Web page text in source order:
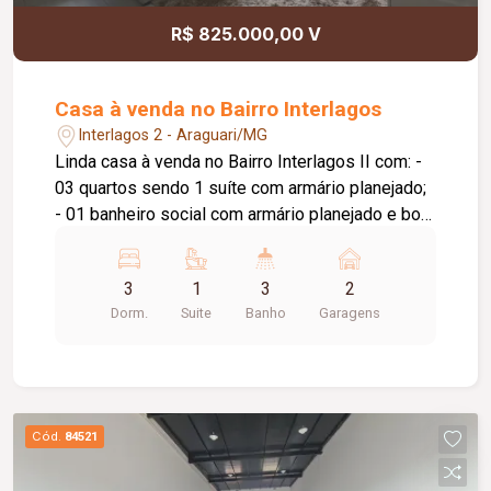
R$ 825.000,00 V
Casa à venda no Bairro Interlagos
Interlagos 2 - Araguari/MG
Linda casa à venda no Bairro Interlagos II com: -
03 quartos sendo 1 suíte com armário planejado;
- 01 banheiro social com armário planejado e box
jantar; - 01 área de luz; - 01 cozinha planejada; -
01 área gourmet com churrasqueira, bancada, pia
e lavabo; - 01 lavanderia; - 01 despensa; - jardim;
3
Dorm.
1
Suite
3
Banho
2
Garagens
Cód. 84521